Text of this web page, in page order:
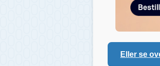
Eller se